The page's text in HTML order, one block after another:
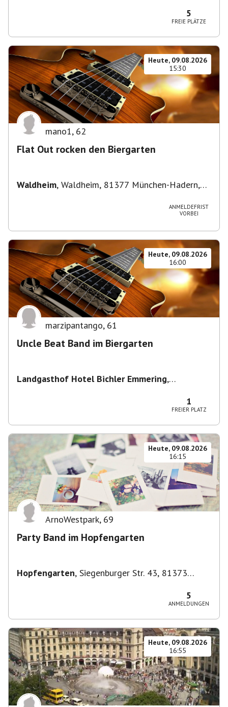
5
FREIE PLÄTZE
Heute, 09.08.2026
15:30
mano1, 62
Flat Out rocken den Biergarten
Waldheim, Waldheim, 81377 München-Hadern,
ANMELDEFRIST
VORBEI
Heute, 09.08.2026
16:00
marzipantango, 61
Uncle Beat Band im Biergarten
Landgasthof Hotel Bichler Emmering,
1
FREIER PLATZ
Heute, 09.08.2026
16:15
ArnoWestpark, 69
Party Band im Hopfengarten
Hopfengarten, Siegenburger Str. 43, 81373
5
ANMELDUNGEN
Heute, 09.08.2026
16:55